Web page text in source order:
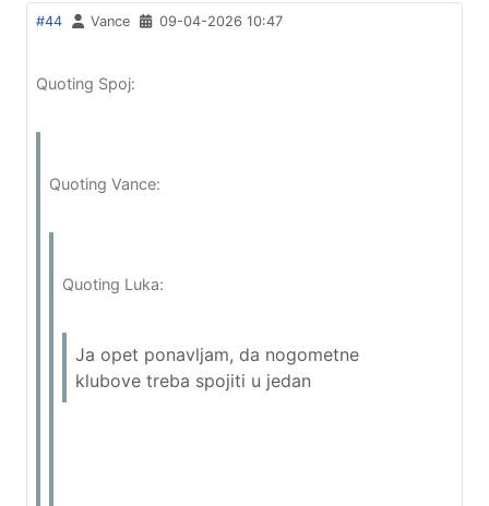
#44 Vance 09-04-2026 10:47
Quoting Spoj:
Quoting Vance:
Quoting Luka:
Ja opet ponavljam, da nogometne
klubove treba spojiti u jedan